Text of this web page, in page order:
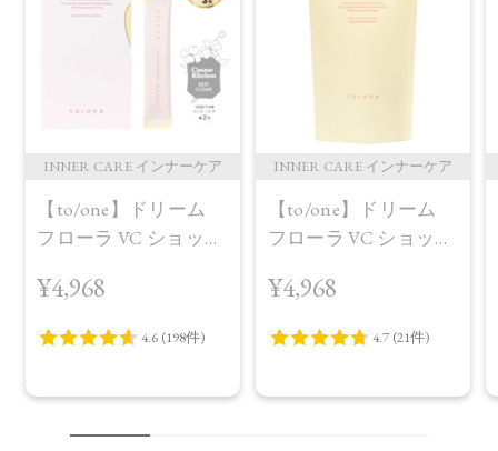
INNER CARE インナーケア
【to/one】ドリーム
フローラ VC ショット
¥4,968
INNER CARE インナーケア
【to/one】ドリーム
フローラ VC ショット
プラス＜限定品＞
¥4,968